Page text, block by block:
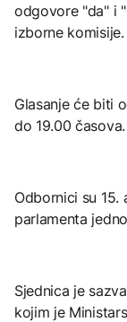
odgovore "da" i
izborne komisije.
Glasanje će biti
do 19.00 časova.
Odbornici su 15.
parlamenta
Sjednica je
kojim je